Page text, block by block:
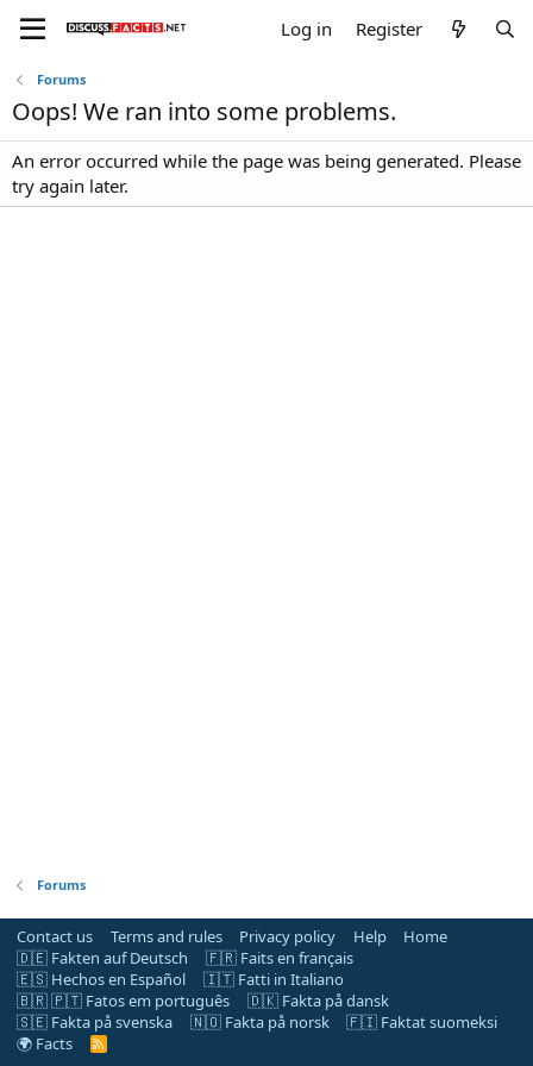
Log in Register
Forums
Oops! We ran into some problems.
An error occurred while the page was being generated. Please
try again later.
Forums
Contact us Terms and rules Privacy policy Help
Home
🇩🇪 Fakten auf Deutsch
🇫🇷 Faits en français
🇪🇸 Hechos en Español
🇮🇹 Fatti in Italiano
🇧🇷 🇵🇹 Fatos em português
🇩🇰 Fakta på dansk
🇸🇪 Fakta på svenska
🇳🇴 Fakta på norsk
🇫🇮 Faktat suomeksi
🌍 Facts
R